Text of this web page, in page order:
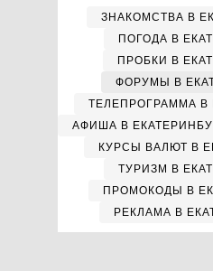
ЗНАКОМСТВА В
ПОГОДА В
ПРОБКИ В
ФОРУМЫ В
ТЕЛЕПРОГРАММА В
АФИША В
КУРСЫ ВАЛЮТ В
ТУРИЗМ В
ПРОМОКОДЫ В
РЕКЛАМА В